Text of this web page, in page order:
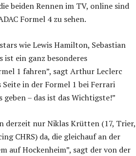
beiden Rennen im TV, online sind
Formel 4 zu sehen.
wie Lewis Hamilton, Sebastian
ist ein ganz besonderes
1 fahren”, sagt Arthur Leclerc
Seite in der Formel 1 bei Ferrari
– das ist das Wichtigste!”
derzeit nur Niklas Krütten (17, Trier,
CHRS) da, die gleichauf an der
auf Hockenheim”, sagt der von der